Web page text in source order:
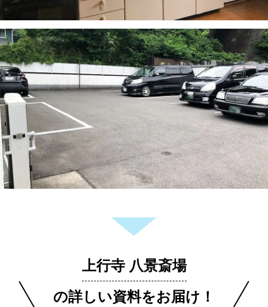
上行寺 八景斎場
の詳しい資料をお届け！